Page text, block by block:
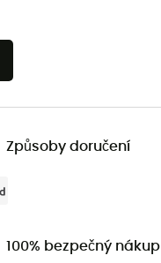
Způsoby doručení
100% bezpečný nákup